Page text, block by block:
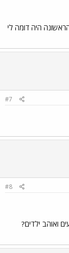
הראשונה היה דומה לי
#7
#8
ואוהב ילדים?